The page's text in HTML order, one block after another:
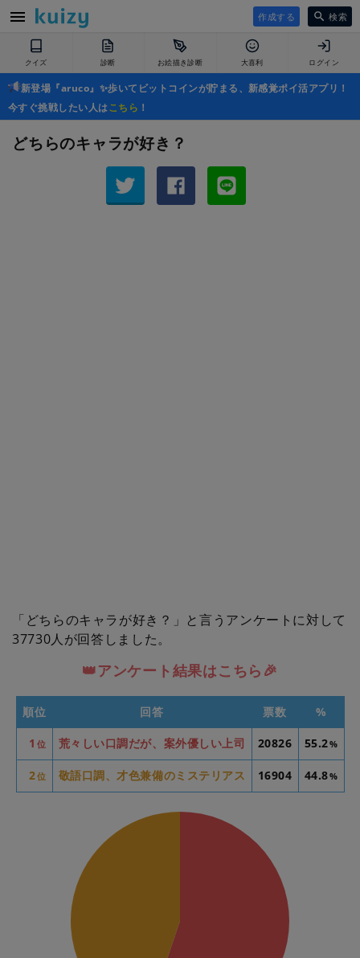
作成する 検索
クイズ 診断 お絵描き診断 大喜利 ログイン
新登場『aruco』✨歩いてビットコインが貯まる、新感覚ポイ活アプリ！
今すぐ挑戦したい人はこちら ！
どちらのキャラが好き？
「どちらのキャラが好き？」と言うアンケートに対して
37730人が回答しました。
👑アンケート結果はこちら🎉
順位 回答 票数 %
1 位 荒々しい口調だが、案外優しい上司 20826 55.2%
2位 敬語口調、才色兼備のミステリアス 16904 44.8%